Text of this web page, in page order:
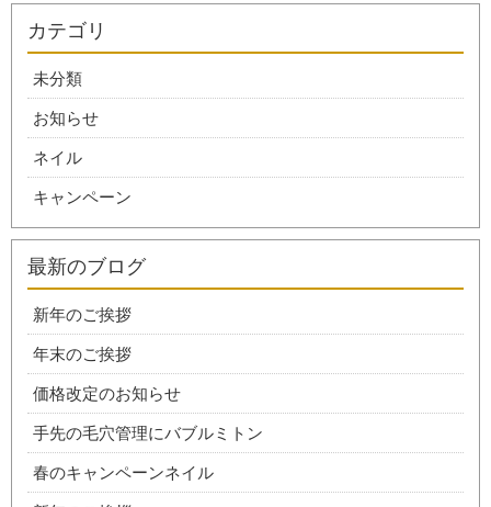
カテゴリ
未分類
お知らせ
ネイル
キャンペーン
最新のブログ
新年のご挨拶
年末のご挨拶
価格改定のお知らせ
手先の毛穴管理にバブルミトン
春のキャンペーンネイル